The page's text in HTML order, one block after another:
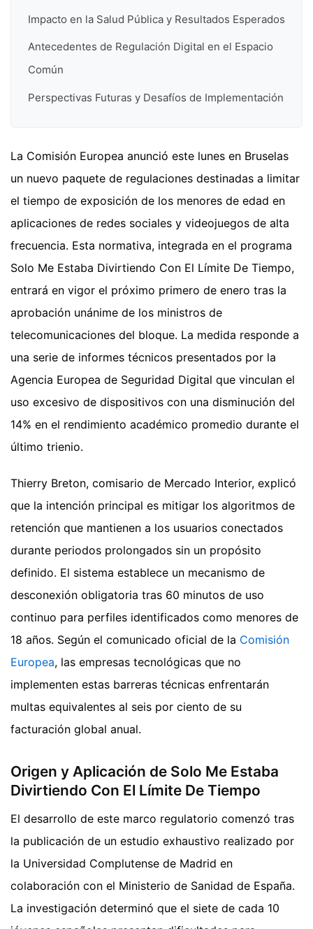
Impacto en la Salud Pública y Resultados Esperados
Antecedentes de Regulación Digital en el Espacio
Común
Perspectivas Futuras y Desafíos de Implementación
La Comisión Europea anunció este lunes en Bruselas
un nuevo paquete de regulaciones destinadas a limitar
el tiempo de exposición de los menores de edad en
aplicaciones de redes sociales y videojuegos de alta
frecuencia. Esta normativa, integrada en el programa
Solo Me Estaba Divirtiendo Con El Límite De Tiempo,
entrará en vigor el próximo primero de enero tras la
aprobación unánime de los ministros de
telecomunicaciones del bloque. La medida responde a
una serie de informes técnicos presentados por la
Agencia Europea de Seguridad Digital que vinculan el
uso excesivo de dispositivos con una disminución del
14% en el rendimiento académico promedio durante el
último trienio.
Thierry Breton, comisario de Mercado Interior, explicó
que la intención principal es mitigar los algoritmos de
retención que mantienen a los usuarios conectados
durante periodos prolongados sin un propósito
definido. El sistema establece un mecanismo de
desconexión obligatoria tras 60 minutos de uso
continuo para perfiles identificados como menores de
18 años. Según el comunicado oficial de la Comisión
Europea, las empresas tecnológicas que no
implementen estas barreras técnicas enfrentarán
multas equivalentes al seis por ciento de su
facturación global anual.
Origen y Aplicación de Solo Me Estaba
Divirtiendo Con El Límite De Tiempo
El desarrollo de este marco regulatorio comenzó tras
la publicación de un estudio exhaustivo realizado por
la Universidad Complutense de Madrid en
colaboración con el Ministerio de Sanidad de España.
La investigación determinó que el siete de cada 10